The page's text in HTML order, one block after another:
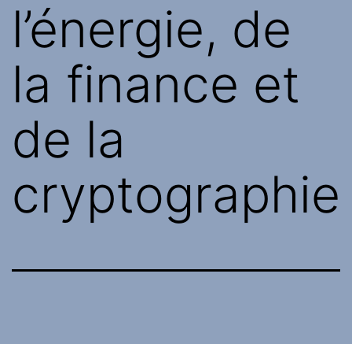
l’énergie, de
la finance et
de la
cryptographie